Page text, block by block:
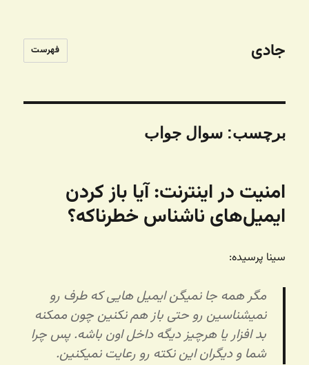
جادی فهرست
برچسب:سوال جواب
امنیت در اینترنت: آیا باز کردن
ایمیل‌های ناشناس خطرناکه؟
سینا پرسیده:
مگر همه جا نمیگن ایمیل هایی که طرف رو
نمیشناسین رو حتی باز هم نکنین چون ممکنه
بد افزار یا هرچیز دیگه داخل اون باشه. پس چرا
شما و دیگران این نکته رو رعایت نمیکنین.